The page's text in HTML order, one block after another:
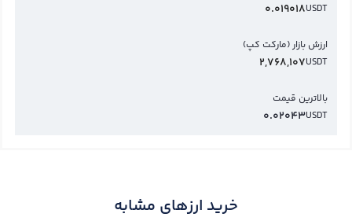
USDT
0.019018
ارزش بازار (مارکت کپ)
USDT
2,768,107
بالاترین قیمت
USDT
0.02043
خرید ارزهای مشابه